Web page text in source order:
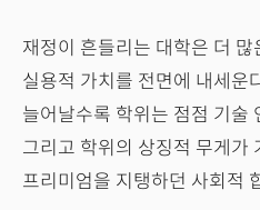
재정이 흔들리는 대학은 더
실용적 가치를 전면에 내세운
늘어날수록 학위는 점점 기술
그리고 학위의 상징적 무게가
프리미엄을 지탱하던 사회적